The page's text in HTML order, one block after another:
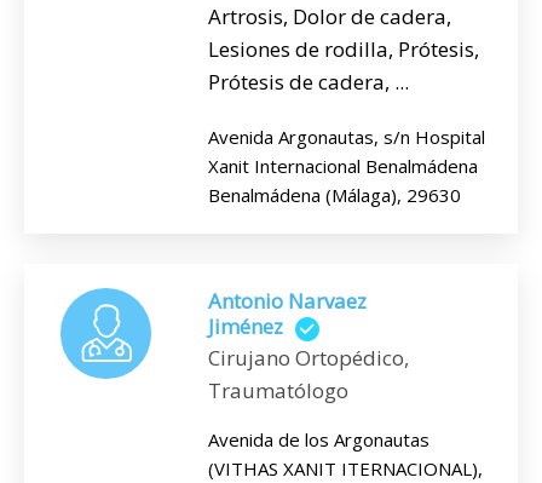
Artrosis, Dolor de cadera,
Lesiones de rodilla, Prótesis,
Prótesis de cadera, ...
Avenida Argonautas, s/n Hospital
Xanit Internacional Benalmádena
Benalmádena (Málaga), 29630
Antonio Narvaez
Jiménez
Cirujano Ortopédico,
Traumatólogo
Avenida de los Argonautas
(VITHAS XANIT ITERNACIONAL),